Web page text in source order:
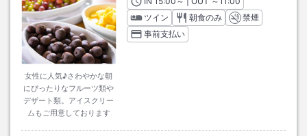
女性に人気♪さわやかな朝
にぴったりなフルーツ類や
デザート類。アイスクリー
ムもご用意しております
ツイン
朝食のみ
禁煙
事前支払い